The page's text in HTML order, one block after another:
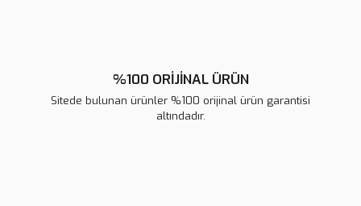
%100 ORİJİNAL ÜRÜN
Sitede bulunan ürünler %100 orijinal ürün garantisi
altındadır.